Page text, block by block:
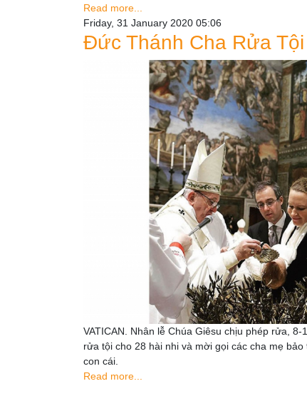
Read more...
Friday, 31 January 2020 05:06
Đức Thánh Cha Rửa
VATICAN. Nhân lễ Chúa Giêsu chịu phép rửa,
rửa tội cho 28 hài nhi và mời gọi các cha mẹ
con cái.
Read more...